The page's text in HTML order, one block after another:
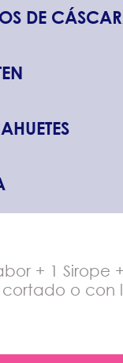
DE
+ 1 Sirope
cortado o con